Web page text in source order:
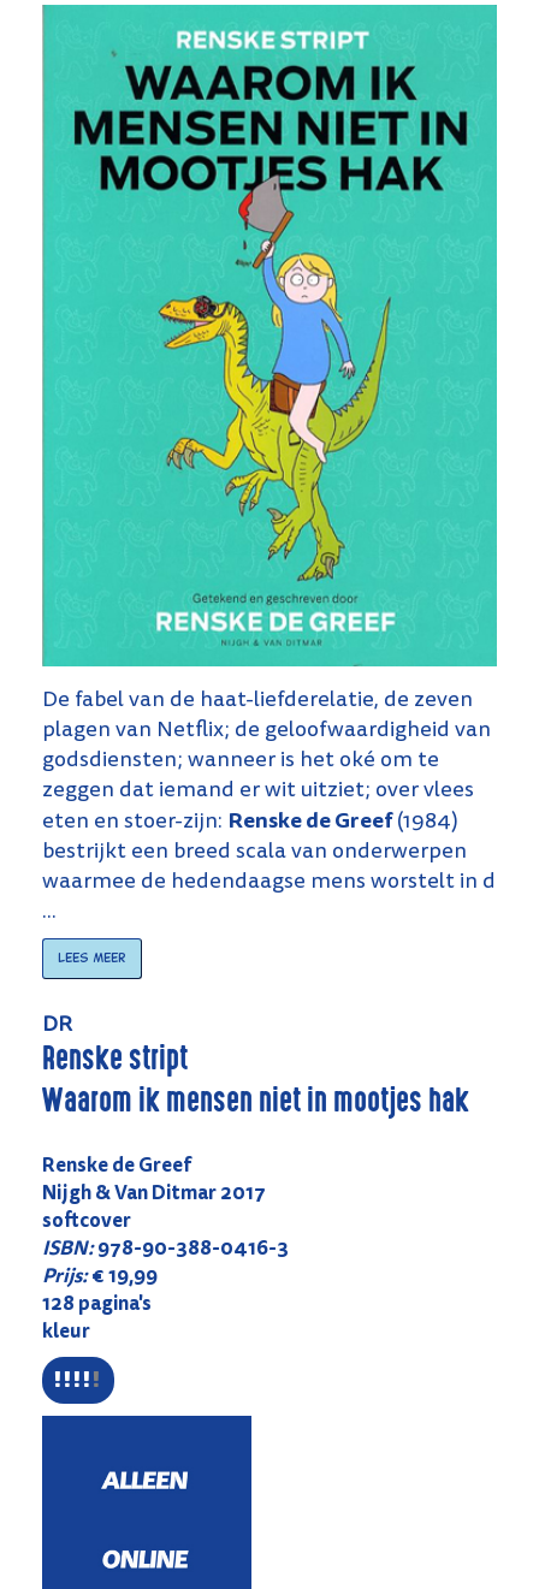
De fabel van de haat-liefderelatie, de zeven
plagen van Netflix; de geloofwaardigheid van
godsdiensten; wanneer is het oké om te
zeggen dat iemand er wit uitziet; over vlees
eten en stoer-zijn: Renske de Greef(1984)
bestrijkt een breed scala van onderwerpen
waarmee de hedendaagse mens worstelt in d
...
Lees meer
DR
Renske stript
Waarom ik mensen niet in mootjes hak
Renske de Greef
Nijgh & Van Ditmar 2017
softcover
ISBN:978-90-388-0416-3
Prijs:€ 19,99
128 pagina's
kleur